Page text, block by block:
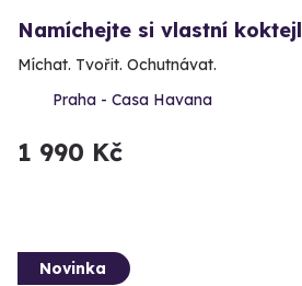
Namíchejte si vlastní koktejl
Míchat. Tvořit. Ochutnávat.
Praha - Casa Havana
1 990 Kč
Novinka